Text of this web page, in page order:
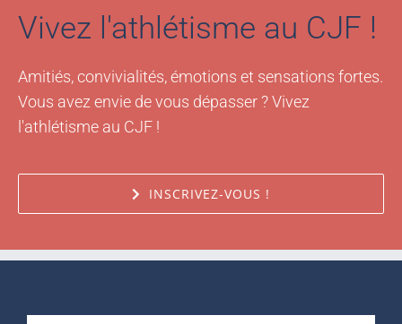
Vivez l'athlétisme au CJF !
Amitiés, convivialités, émotions et sensations fortes.
Vous avez envie de vous dépasser ? Vivez
l'athlétisme au CJF !
INSCRIVEZ-VOUS !